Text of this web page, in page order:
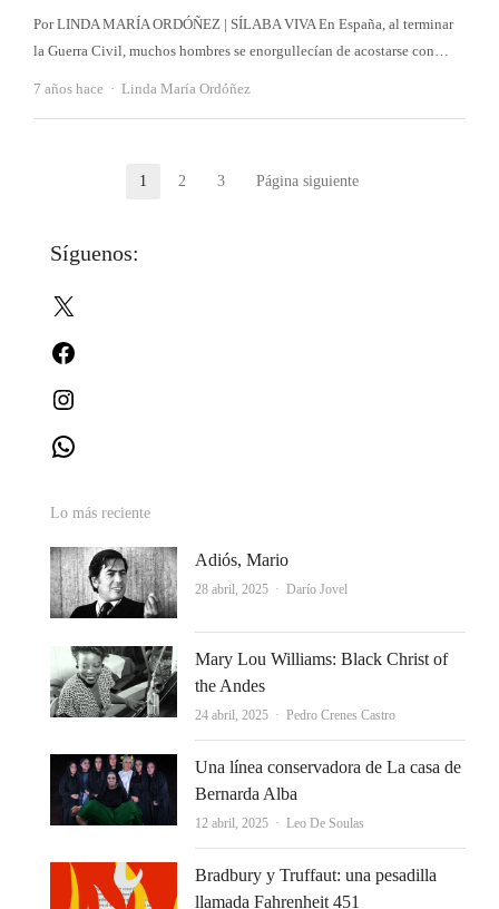
Por LINDA MARÍA ORDÓÑEZ | SÍLABA VIVA En España, al terminar
la Guerra Civil, muchos hombres se enorgullecían de acostarse con…
7 años hace Autor
Linda María Ordóñez
Paginación
entradas
Página
1 Página
2 Página
3 Página siguiente
Síguenos:
Lo más reciente
Adiós, Mario
28 abril, 2025 Autor
Darío Jovel
Mary Lou Williams: Black Christ of
the Andes
24 abril, 2025 Autor
Pedro Crenes Castro
Una línea conservadora de La casa de
Bernarda Alba
12 abril, 2025 Autor
Leo De Soulas
Bradbury y Truffaut: una pesadilla
llamada Fahrenheit 451